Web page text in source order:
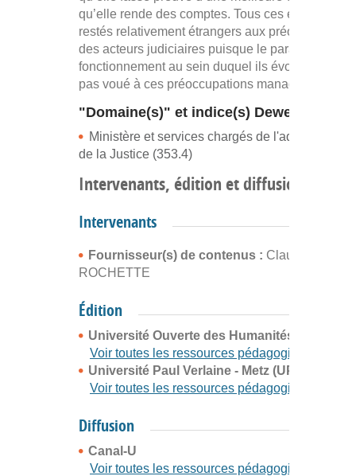
qu’elle rende des comptes. Tous ces éléments
restés relativement étrangers aux préoccupations
des acteurs judiciaires puisque le paradigme de
fonctionnement au sein duquel ils évoluaient
pas voué à ces préoccupations managériales.
"Domaine(s)" et indice(s) Dewey
Ministère et services chargés de
de la Justice (353.4)
Intervenants, édition et diffusion
Intervenants
Fournisseur(s) de contenus : Claude
ROCHETTE
Édition
Université Ouverte des Humanités
Voir toutes les ressources pédagogiques
Université Paul Verlaine - Metz (UPV-M)
Voir toutes les ressources pédagogiques
Diffusion
Canal-U
Voir toutes les ressources pédagogiques